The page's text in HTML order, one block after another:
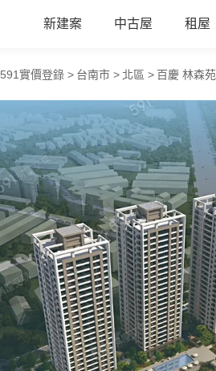
新建案 中古屋 租屋
591實價登錄 > 台南市 > 北區 > 百慶 林森苑